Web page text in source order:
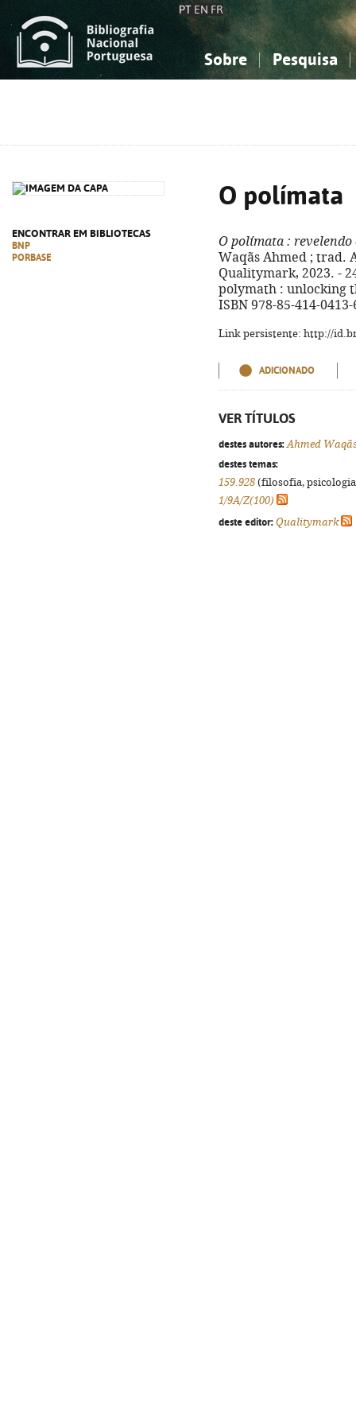
PT EN FR
Sobre Pesquisa
ENCONTRAR EM BIBLIOTECAS
BNP
PORBASE
O polímata
O polímata : revelendo
Waqãs Ahmed ; trad.
Qualitymark, 2023. -
polymath : unlocking
ISBN 978-85-414-0413-
Link persistente: http://
ADICIONADO
VER TÍTULOS
destes autores: Ahmed
destes temas:
159.928 (filosofia,
1/9A/Z(100)
deste editor: Qualitymark